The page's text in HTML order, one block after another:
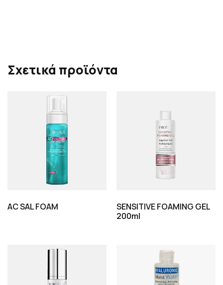
Σχετικά προϊόντα
AC SAL FOAM
SENSITIVE FOAMING GEL
200ml